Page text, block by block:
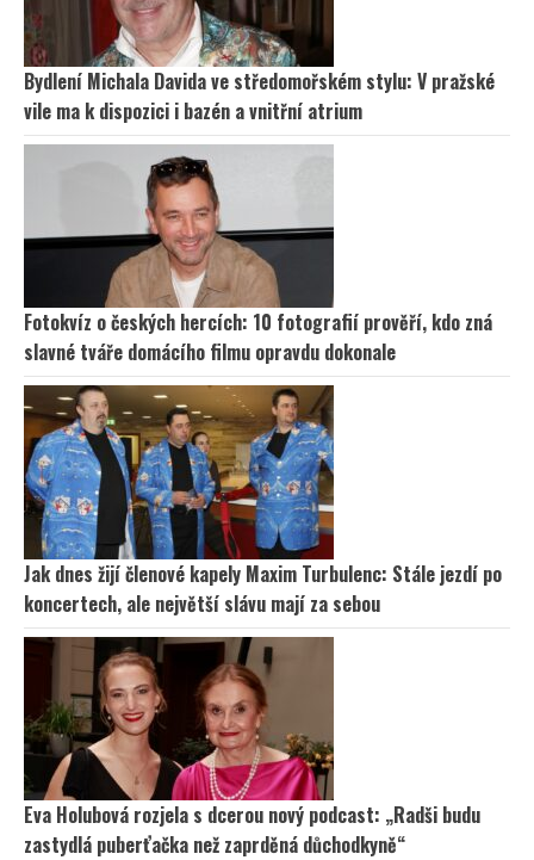
Bydlení Michala Davida ve středomořském stylu: V pražské
vile ma k dispozici i bazén a vnitřní atrium
Fotokvíz o českých hercích: 10 fotografií prověří, kdo zná
slavné tváře domácího filmu opravdu dokonale
Jak dnes žijí členové kapely Maxim Turbulenc: Stále jezdí po
koncertech, ale největší slávu mají za sebou
Eva Holubová rozjela s dcerou nový podcast: „Radši budu
zastydlá puberťačka než zaprděná důchodkyně“